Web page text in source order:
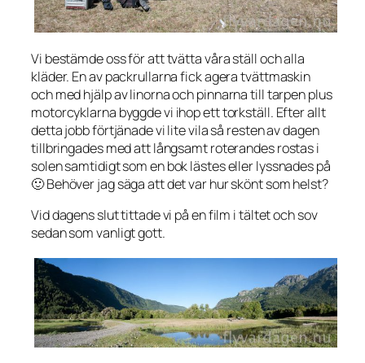
Vi bestämde oss för att tvätta våra ställ och alla
kläder. En av packrullarna fick agera tvättmaskin
och med hjälp av linorna och pinnarna till tarpen plus
motorcyklarna byggde vi ihop ett torkställ. Efter allt
detta jobb förtjänade vi lite vila så resten av dagen
tillbringades med att långsamt roterandes rostas i
solen samtidigt som en bok lästes eller lyssnades på
🙂 Behöver jag säga att det var hur skönt som helst?
Vid dagens slut tittade vi på en film i tältet och sov
sedan som vanligt gott.